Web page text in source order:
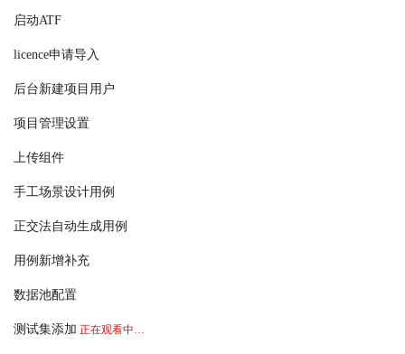
启动ATF
licence申请导入
后台新建项目用户
项目管理设置
上传组件
手工场景设计用例
正交法自动生成用例
用例新增补充
数据池配置
测试集添加 正在观看中…